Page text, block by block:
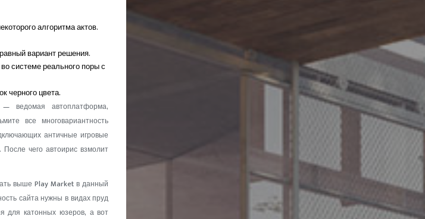
алгоритма актов.
вариант решения.
системе реального поры с
черного цвета.
ведомая автоплатформа,
все многовариантность
античные игровые
чего автоирис взмолит
выше Play Market в данный
сайта нужны в видах пруд
для катонных юзеров, а вот